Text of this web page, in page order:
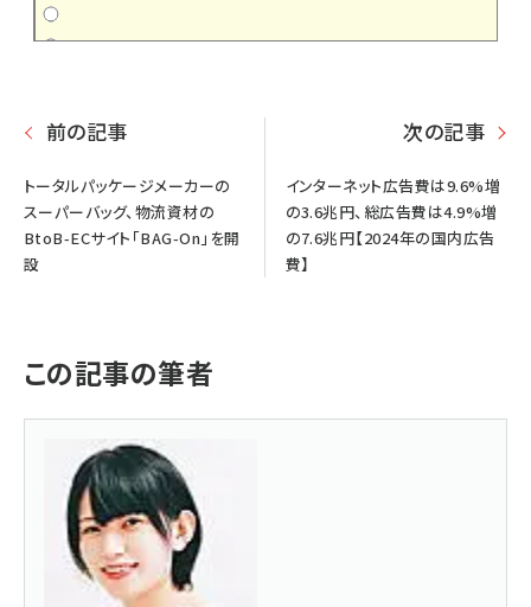
前の記事
トータルパッケージメーカーの
スーパーバッグ、物流資材の
BtoB-ECサイト「BAG-On」を開
設
次の記事
インターネット広告費は9.6%増
の3.6兆円、総広告費は4.9%増
の7.6兆円【2024年の国内広告
費】
この記事の筆者